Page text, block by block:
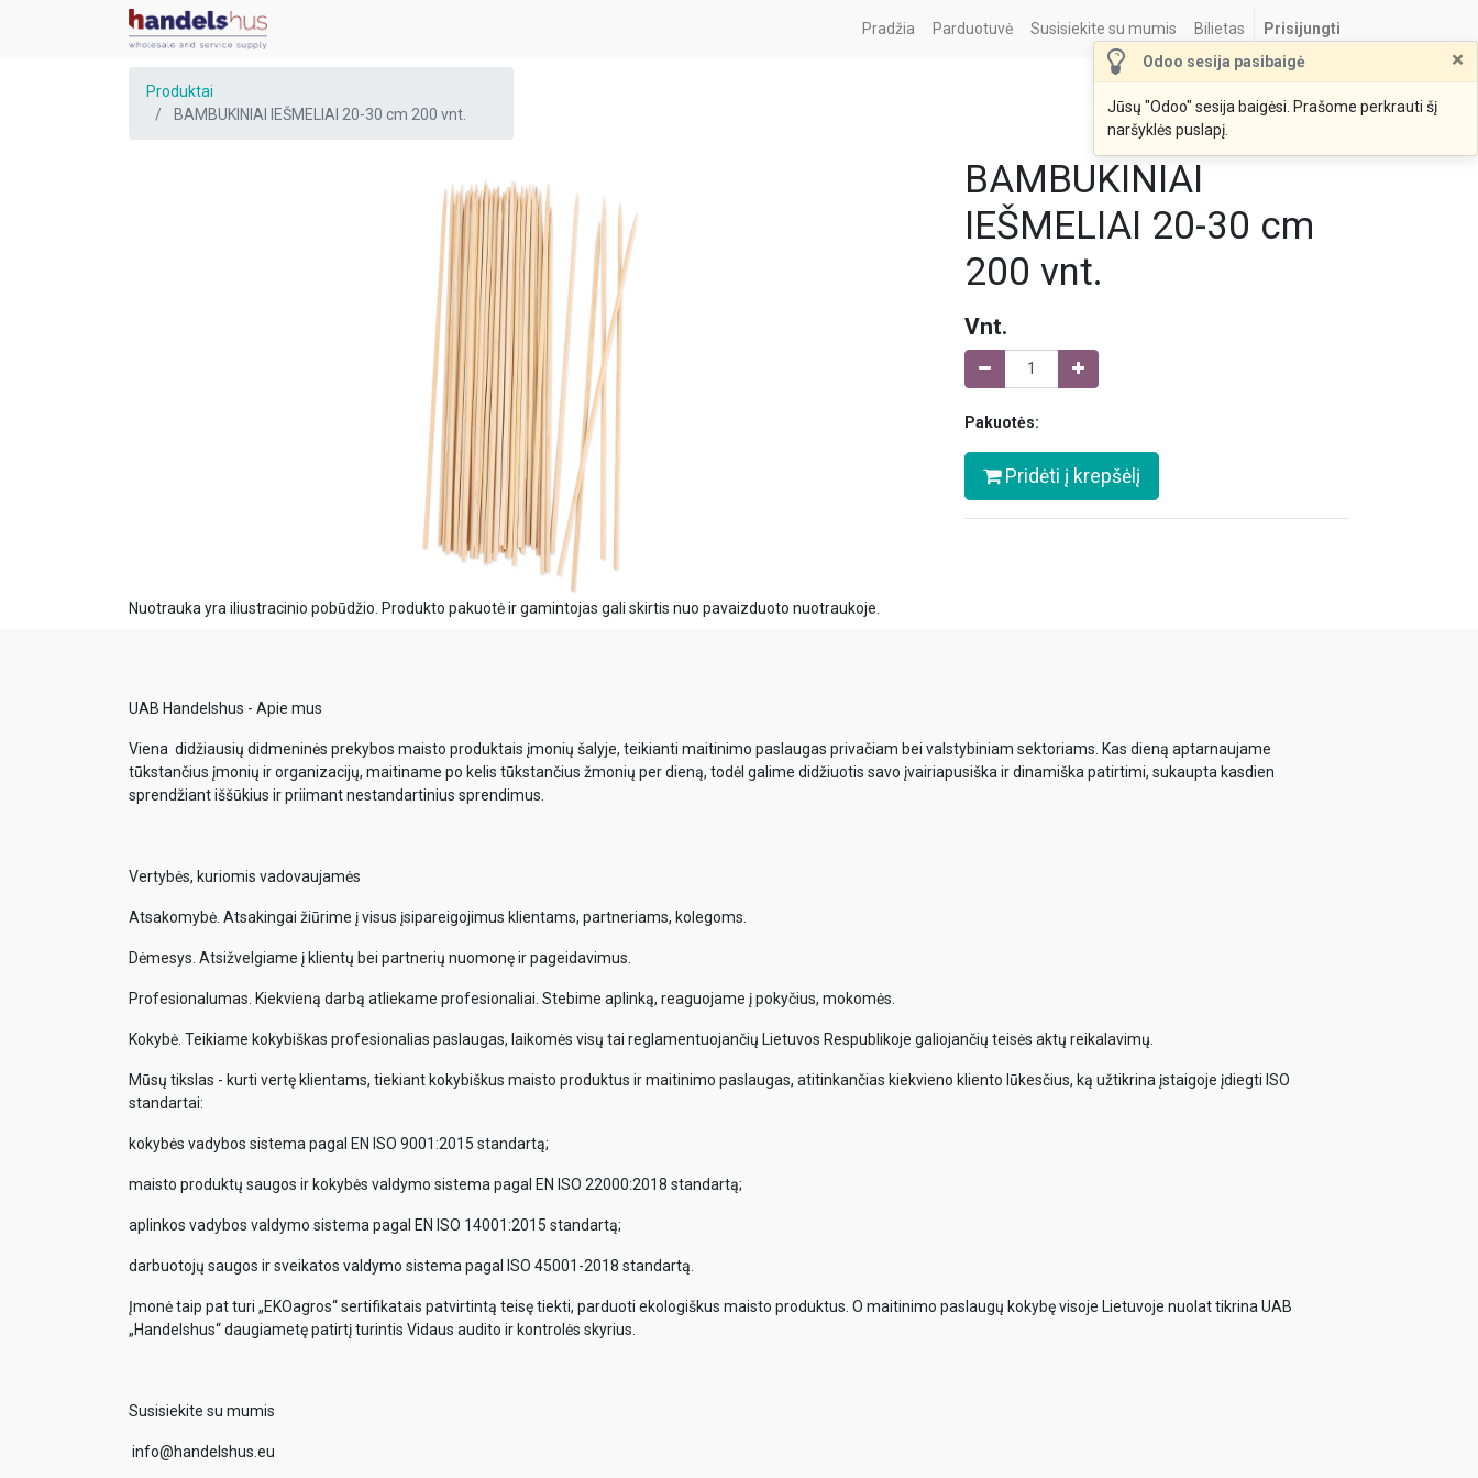
Odoo sesija pasibaigė ×
Jūsų "Odoo" sesija baigėsi. Prašome perkrauti šį
naršyklės puslapį.
Pradžia Parduotuvė Susisiekite su mumis Bilietas Prisijungti
Produktai
BAMBUKINIAI IEŠMELIAI 20-30 cm 200 vnt.
Nuotrauka yra iliustracinio pobūdžio. Produkto pakuotė ir gamintojas gali skirtis nuo pavaizduoto nuotraukoje.
BAMBUKINIAI
IEŠMELIAI 20-30 cm
200 vnt.
Vnt.
Pakuotės:
Pridėti į krepšėlį
UAB Handelshus - Apie mus
Viena didžiausių didmeninės prekybos maisto produktais įmonių šalyje, teikianti maitinimo paslaugas privačiam bei valstybiniam sektoriams. Kas dieną aptarnaujame
tūkstančius įmonių ir organizacijų, maitiname po kelis tūkstančius žmonių per dieną, todėl galime didžiuotis savo įvairiapusiška ir dinamiška patirtimi, sukaupta kasdien
sprendžiant iššūkius ir priimant nestandartinius sprendimus.
Vertybės, kuriomis vadovaujamės
Atsakomybė. Atsakingai žiūrime į visus įsipareigojimus klientams, partneriams, kolegoms.
Dėmesys. Atsižvelgiame į klientų bei partnerių nuomonę ir pageidavimus.
Profesionalumas. Kiekvieną darbą atliekame profesionaliai. Stebime aplinką, reaguojame į pokyčius, mokomės.
Kokybė. Teikiame kokybiškas profesionalias paslaugas, laikomės visų tai reglamentuojančių Lietuvos Respublikoje galiojančių teisės aktų reikalavimų.
Mūsų tikslas - kurti vertę klientams, tiekiant kokybiškus maisto produktus ir maitinimo paslaugas, atitinkančias kiekvieno kliento lūkesčius, ką užtikrina įstaigoje įdiegti ISO
standartai:
kokybės vadybos sistema pagal EN ISO 9001:2015 standartą;
maisto produktų saugos ir kokybės valdymo sistema pagal EN ISO 22000:2018 standartą;
aplinkos vadybos valdymo sistema pagal EN ISO 14001:2015 standartą;
darbuotojų saugos ir sveikatos valdymo sistema pagal ISO 45001-2018 standartą.
Įmonė taip pat turi „EKOagros“ sertifikatais patvirtintą teisę tiekti, parduoti ekologiškus maisto produktus. O maitinimo paslaugų kokybę visoje Lietuvoje nuolat tikrina UAB
„Handelshus“ daugiametę patirtį turintis Vidaus audito ir kontrolės skyrius.
Susisiekite su mumis
info@handelshus.eu